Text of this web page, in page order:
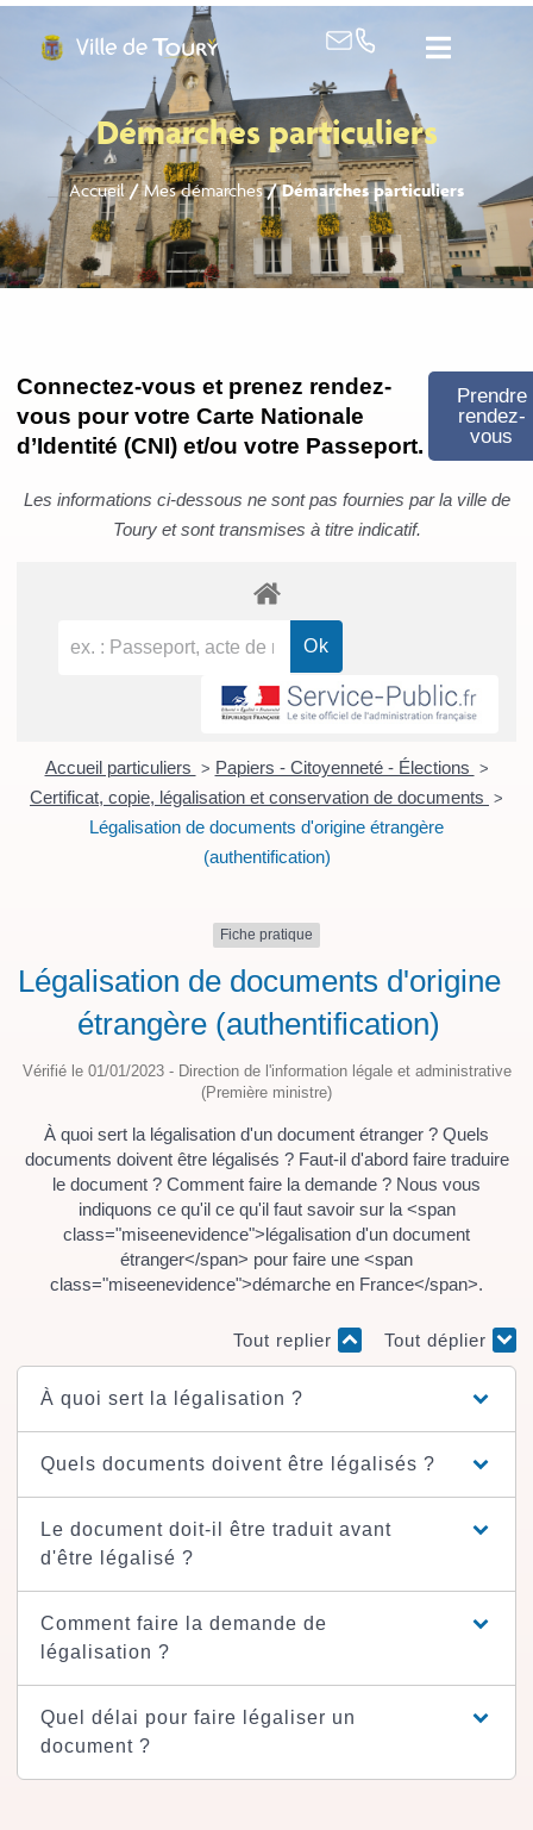
Démarches particuliers
Accueil/Mes démarches/Démarches particuliers
Connectez-vous et prenez rendez-
vous pour votre Carte Nationale
d’Identité (CNI) et/ou votre Passeport.
Prendre
rendez-
vous
Les informations ci-dessous ne sont pas fournies par la ville de
Toury et sont transmises à titre indicatif.
Accueil particuliers > Papiers - Citoyenneté - Élections >
Certificat, copie, légalisation et conservation de documents >
Légalisation de documents d'origine étrangère
(authentification)
Fiche pratique
Légalisation de documents d'origine
étrangère (authentification)
Vérifié le 01/01/2023 - Direction de l'information légale et administrative
(Première ministre)
À quoi sert la légalisation d'un document étranger ? Quels
documents doivent être légalisés ? Faut-il d'abord faire traduire
le document ? Comment faire la demande ? Nous vous
indiquons ce qu'il ce qu'il faut savoir sur la <span
class="miseenevidence">légalisation d'un document
étranger</span> pour faire une <span
class="miseenevidence">démarche en France</span>.
Tout replier Tout déplier
À quoi sert la légalisation ?
Quels documents doivent être légalisés ?
Le document doit-il être traduit avant
d'être légalisé ?
Comment faire la demande de
légalisation ?
Quel délai pour faire légaliser un
document ?